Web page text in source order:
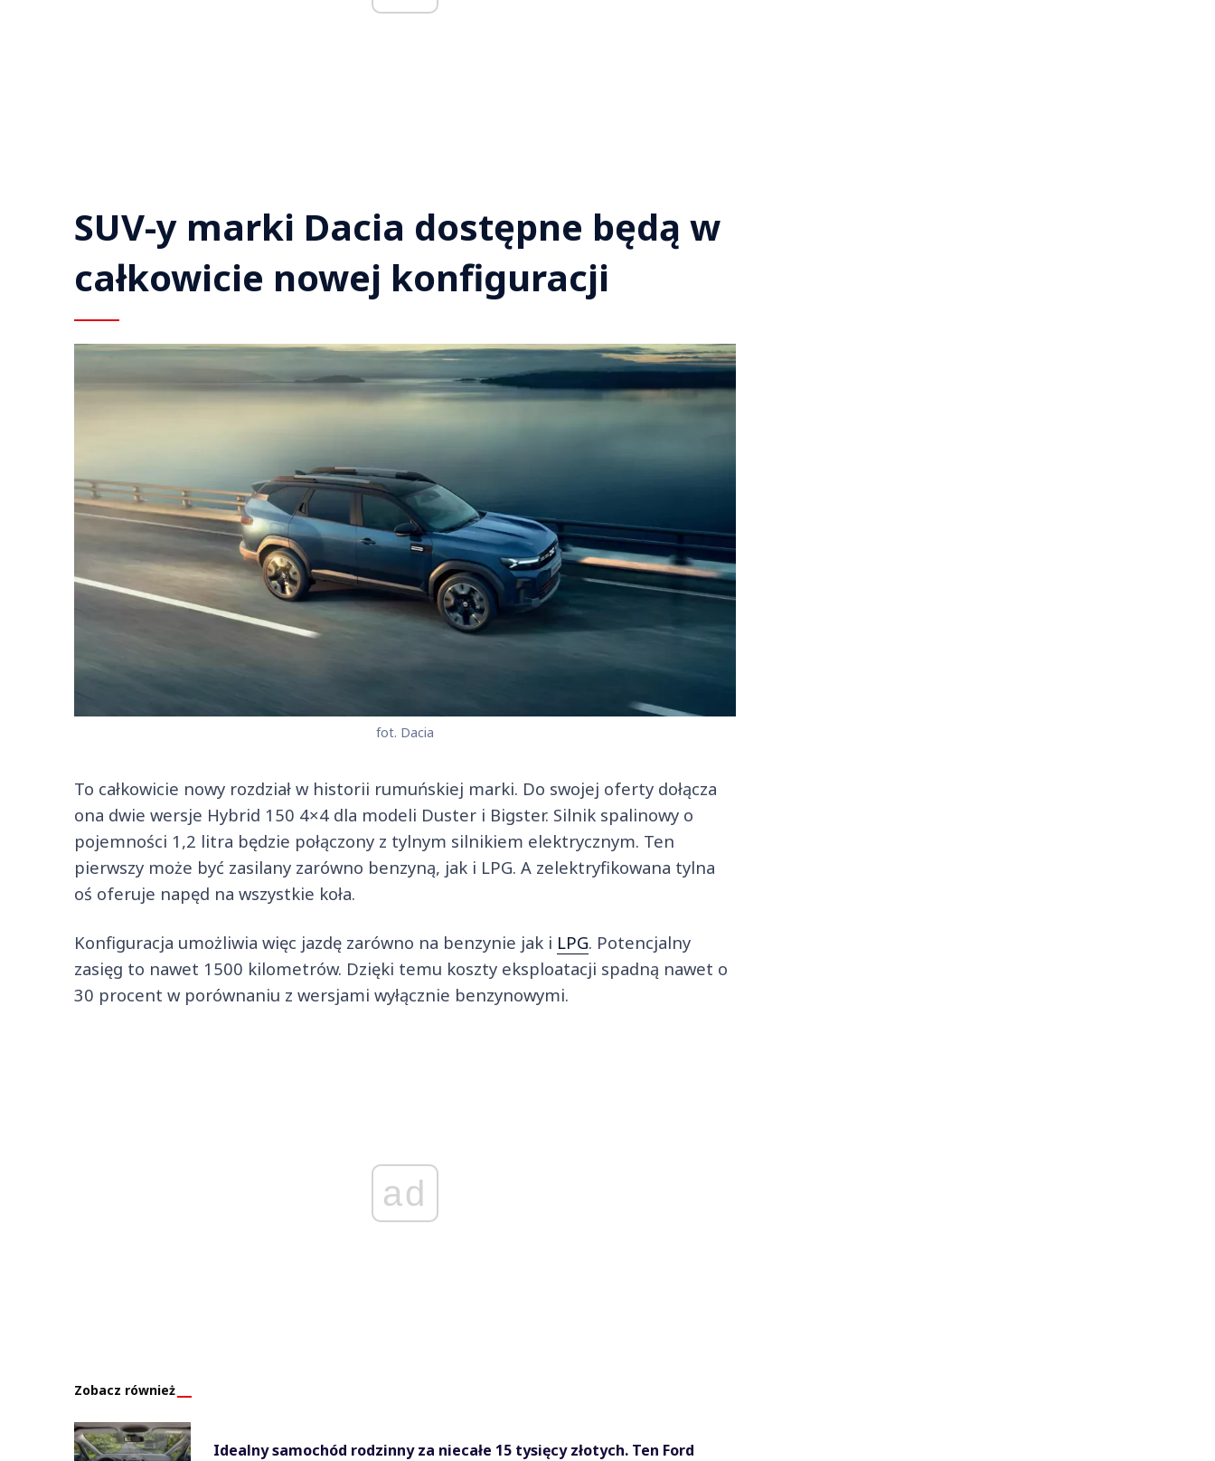
SUV-y marki Dacia dostępne będą w
całkowicie nowej konfiguracji
fot. Dacia
To całkowicie nowy rozdział w historii rumuńskiej marki. Do swojej oferty dołącza
ona dwie wersje Hybrid 150 4×4 dla modeli Duster i Bigster. Silnik spalinowy o
pojemności 1,2 litra będzie połączony z tylnym silnikiem elektrycznym. Ten
pierwszy może być zasilany zarówno benzyną, jak i LPG. A zelektryfikowana tylna
oś oferuje napęd na wszystkie koła.
Konfiguracja umożliwia więc jazdę zarówno na benzynie jak i LPG. Potencjalny
zasięg to nawet 1500 kilometrów. Dzięki temu koszty eksploatacji spadną nawet o
30 procent w porównaniu z wersjami wyłącznie benzynowymi.
ad
Zobacz również
Idealny samochód rodzinny za niecałe 15 tysięcy złotych. Ten Ford